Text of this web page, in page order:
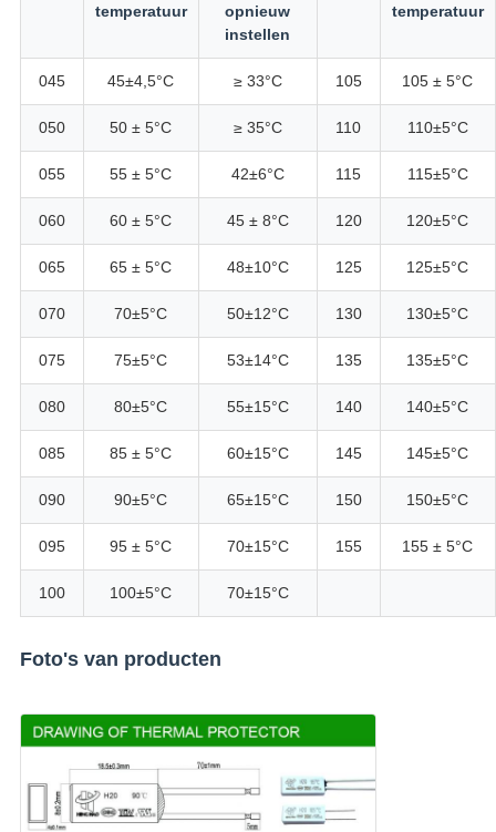
temperatuur
opnieuw
instellen
temperatuur
045 45±4,5°C ≥ 33°C 105 105 ± 5°C
050 50 ± 5°C ≥ 35°C 110 110±5°C
055 55 ± 5°C 42±6°C 115 115±5°C
060 60 ± 5°C 45 ± 8°C 120 120±5°C
065 65 ± 5°C 48±10°C 125 125±5°C
070 70±5°C 50±12°C 130 130±5°C
075 75±5°C 53±14°C 135 135±5°C
080 80±5°C 55±15°C 140 140±5°C
085 85 ± 5°C 60±15°C 145 145±5°C
090 90±5°C 65±15°C 150 150±5°C
095 95 ± 5°C 70±15°C 155 155 ± 5°C
100 100±5°C 70±15°C
Foto's van producten